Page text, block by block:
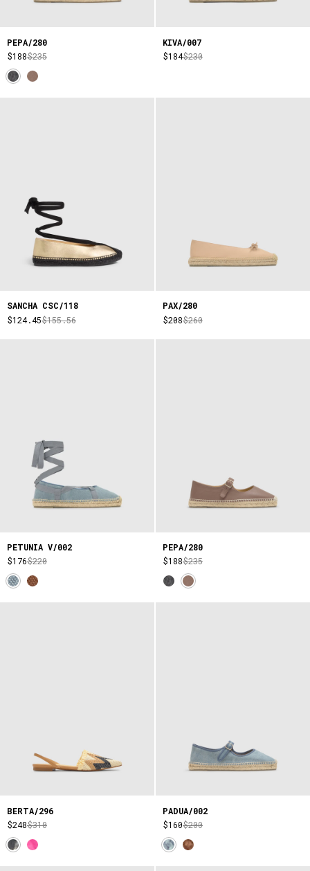
PEPA/280
$188$235
KIVA/007
$184$230
SANCHA CSC/118
$124.45$155.56
PAX/280
$208$260
PETUNIA V/002
$176$220
PEPA/280
$188$235
BERTA/296
$248$310
PADUA/002
$160$200